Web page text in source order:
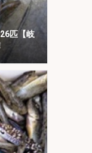
匹【岐